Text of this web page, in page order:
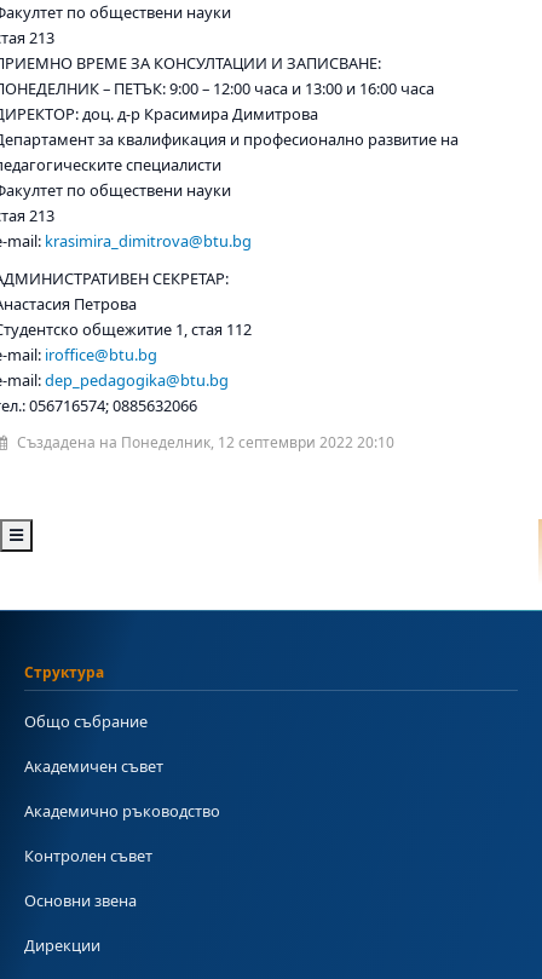
по обществени науки
213
ВРЕМЕ ЗА КОНСУЛТАЦИИ И ЗАПИСВАНЕ:
– ПЕТЪК: 9:00 – 12:00 часа и 13:00 и 16:00 часа
доц. д-р Красимира Димитрова
за квалификация и професионално развитие на
специалисти
по обществени науки
213
mail: krasimira_dimitrova@btu.bg
СЕКРЕТАР:
Петрова
общежитие 1, стая 112
mail: iroffice@btu.bg
mail:dep_pedagogika@btu.bg
056716574; 0885632066
Създадена на Понеделник, 12 септември 2022 20:10
Структура
Общо събрание
Академичен съвет
Академично ръководство
Контролен съвет
Основни звена
Дирекции